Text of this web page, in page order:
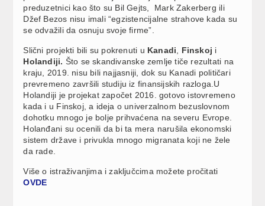
preduzetnici kao što su Bil Gejts, Mark Zakerberg ili
Džef Bezos nisu imali “egzistencijalne strahove kada su
se odvažili da osnuju svoje firme”.
Slični projekti bili su pokrenuti u Kanadi Finskoj i
Holandiji. Što se skandivanske zemlje tiče rezultati na
kraju, 2019. nisu bili najjasniji, dok su Kanadi političari
prevremeno završili studiju iz finansijskih razloga.U
Holandiji je projekat započet 2016. gotovo istovremeno
kada i u Finskoj, a ideja o univerzalnom bezuslovnom
dohotku mnogo je bolje prihvaćena na severu Evrope.
Holanđani su ocenili da bi ta mera narušila ekonomski
sistem države i privukla mnogo migranata koji ne žele
da rade.
Više o istraživanjima i zaključcima možete pročitati
OVDE